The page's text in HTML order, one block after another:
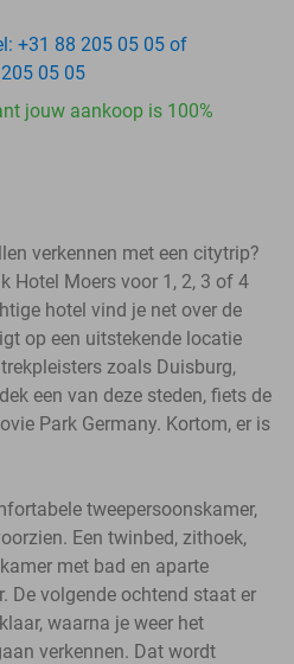
+31 88 205 05 05 of
05 05
jouw aankoop is 100%
verkennen met een citytrip?
Hotel Moers voor 1, 2, 3 of 4
hotel vind je net over de
op een uitstekende locatie
zoals Duisburg,
een van deze steden, fiets de
Park Germany. Kortom, er is
tweepersoonskamer,
Een twinbed, zithoek,
met bad en aparte
De volgende ochtend staat er
waarna je weer het
verkennen. Dat wordt